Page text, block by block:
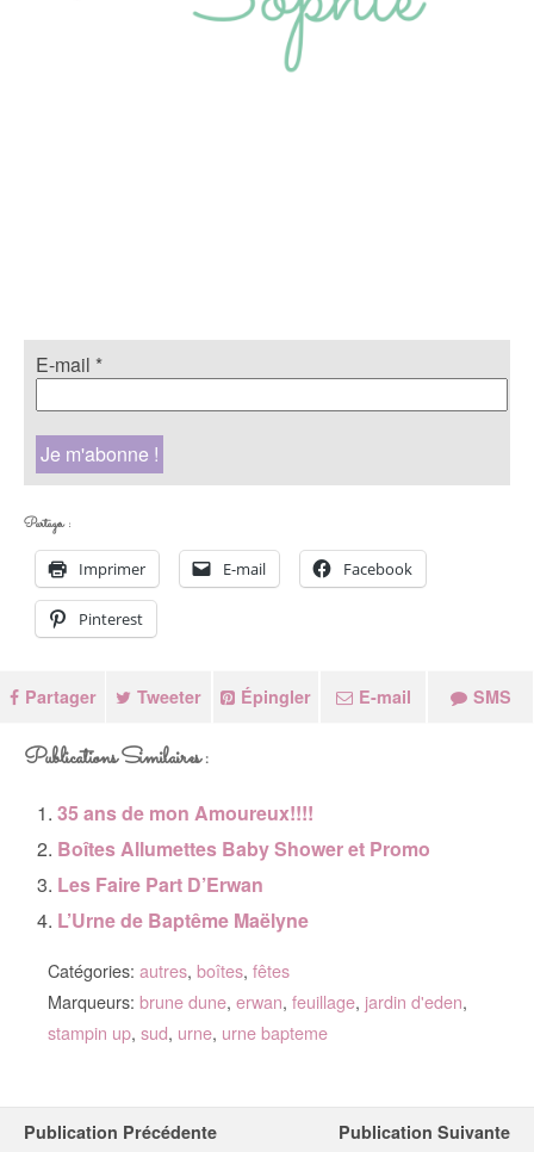
E-mail *
Partager :
Imprimer E-mail Facebook
Pinterest
Partager Tweeter Épingler E-mail SMS
Publications Similaires :
35 ans de mon Amoureux!!!!
Boîtes Allumettes Baby Shower et Promo
Les Faire Part D’Erwan
L’Urne de Baptême Maëlyne
Catégories: autres, boîtes, fêtes
Marqueurs: brune dune, erwan, feuillage, jardin d'eden,
stampin up, sud, urne, urne bapteme
Publication Précédente Publication Suivante